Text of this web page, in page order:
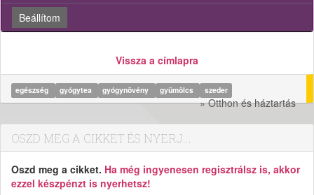
Beállítom
Vissza a címlapra
egészség gyógytea gyógynövény gyümölcs szeder
» Otthon és háztartás
OSZD MEG A CIKKET ÉS NYERJ...
Oszd meg a cikket. Ha még ingyenesen regisztrálsz is, akkor
ezzel készpénzt is nyerhetsz!